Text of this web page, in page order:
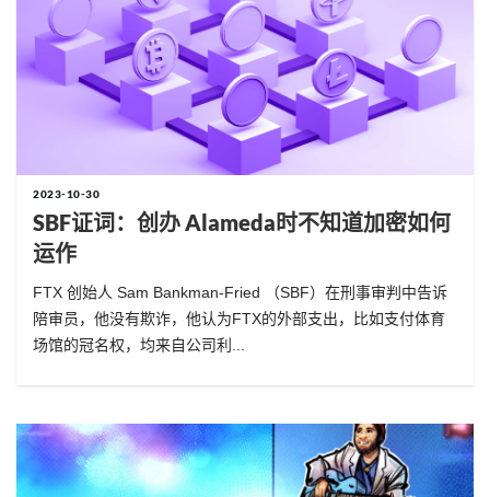
2023-10-30
SBF证词：创办 Alameda时不知道加密如何
运作
FTX 创始人 Sam Bankman-Fried （SBF）在刑事审判中告诉
陪审员，他没有欺诈，他认为FTX的外部支出，比如支付体育
场馆的冠名权，均来自公司利...